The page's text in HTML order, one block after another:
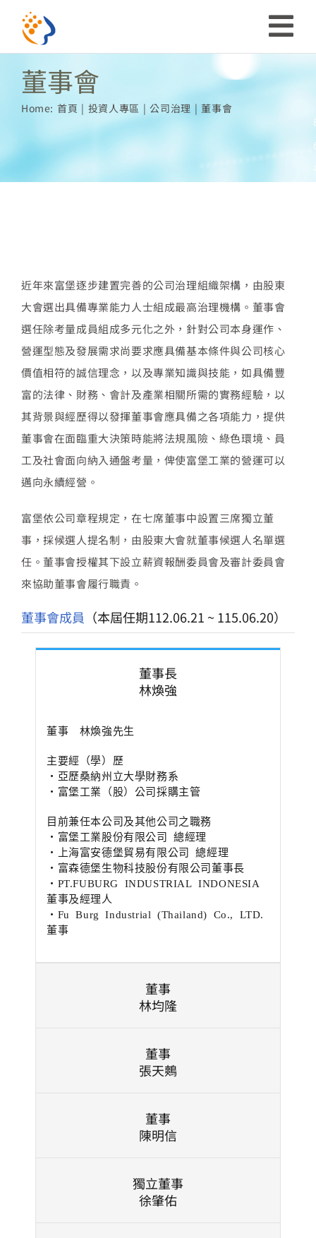
內
收
合
導
投資人關係
關於富堡
品牌介紹
人才招募
聯絡我們
English
董事會
Home: 首頁 投資人專區 公司治理 董事會
近年來富堡逐步建置完善的公司治理組織架構，由股東
大會選出具備專業能力人士組成最高治理機構。董事會
選任除考量成員組成多元化之外，針對公司本身運作、
營運型態及發展需求尚要求應具備基本條件與公司核心
價值相符的誠信理念，以及專業知識與技能，如具備豐
富的法律、財務、會計及產業相關所需的實務經驗，以
其背景與經歷得以發揮董事會應具備之各項能力，提供
董事會在面臨重大決策時能將法規風險、綠色環境、員
工及社會面向納入通盤考量，俾使富堡工業的營運可以
邁向永續經營。
富堡依公司章程規定，在七席董事中設置三席獨立董
事，採候選人提名制，由股東大會就董事候選人名單選
任。董事會授權其下設立薪資報酬委員會及審計委員會
來協助董事會履行職責。
董事會成員 （本屆任期112.06.21 ~ 115.06.20）
董事長
林煥強
董事 林煥強先生
主要經（學）歷
・亞歷桑納州立大學財務系
・富堡工業（股）公司採購主管
目前兼任本公司及其他公司之職務
・富堡工業股份有限公司 總經理
・上海富安德堡貿易有限公司 總經理
・富森德堡生物科技股份有限公司董事長
・PT.FUBURG INDUSTRIAL INDONESIA
董事及經理人
・Fu Burg Industrial (Thailand) Co., LTD.
董事
董事
林均隆
董事
張天鷞
董事
陳明信
獨立董事
徐肇佑